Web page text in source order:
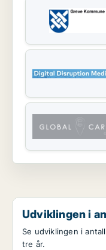
Udviklingen i
Se udviklingen i
tre år.